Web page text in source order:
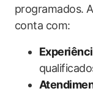
programados.
conta com: